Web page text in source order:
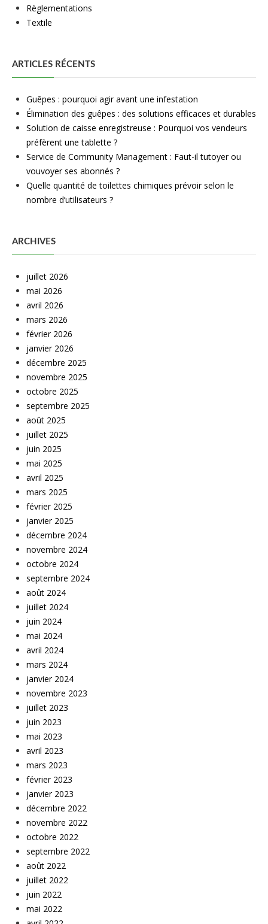
Règlementations
Textile
ARTICLES RÉCENTS
Guêpes : pourquoi agir avant une infestation
Élimination des guêpes : des solutions efficaces et durables
Solution de caisse enregistreuse : Pourquoi vos vendeurs
préfèrent une tablette ?
Service de Community Management : Faut-il tutoyer ou
vouvoyer ses abonnés ?
Quelle quantité de toilettes chimiques prévoir selon le
nombre d’utilisateurs ?
ARCHIVES
juillet 2026
mai 2026
avril 2026
mars 2026
février 2026
janvier 2026
décembre 2025
novembre 2025
octobre 2025
septembre 2025
août 2025
juillet 2025
juin 2025
mai 2025
avril 2025
mars 2025
février 2025
janvier 2025
décembre 2024
novembre 2024
octobre 2024
septembre 2024
août 2024
juillet 2024
juin 2024
mai 2024
avril 2024
mars 2024
janvier 2024
novembre 2023
juillet 2023
juin 2023
mai 2023
avril 2023
mars 2023
février 2023
janvier 2023
décembre 2022
novembre 2022
octobre 2022
septembre 2022
août 2022
juillet 2022
juin 2022
mai 2022